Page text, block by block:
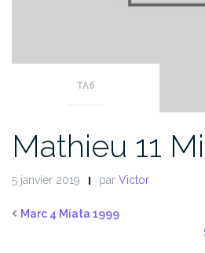
TA6
Mathieu 11
5 janvier 2019 par Victor
Marc 4 Miata 1999